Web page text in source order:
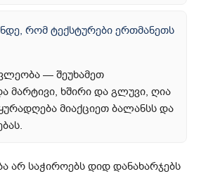
რომ ტექსტურები ერთმანეთს
— შეუხამეთ
მარტივი, ხშირი და გლუვი, ღია
მიაქციეთ ბალანსს და
არ საჭიროებს დიდ დანახარჯებს